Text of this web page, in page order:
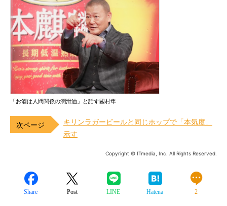
「お酒は人間関係の潤滑油」と話す國村隼
キリンラガービールと同じホップで「本気度」
示す
Copyright © ITmedia, Inc. All Rights Reserved.
Share Post LINE Hatena 2